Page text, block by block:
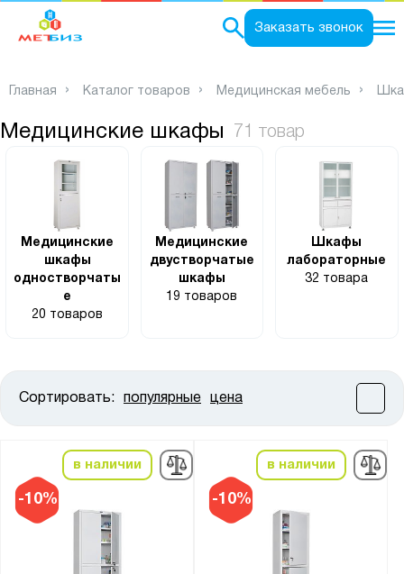
Заказать звонок
Главная Каталог товаров Медицинская мебель
Медицинские шкафы 71 товар
Медицинские
шкафы
одностворчаты
е
20 товаров
Медицинские
двустворчатые
шкафы
19 товаров
Шкафы
лабораторные
32 товара
Сортировать: популярные цена
-10%
в наличии
-10%
в наличии
Высота, мм:
от